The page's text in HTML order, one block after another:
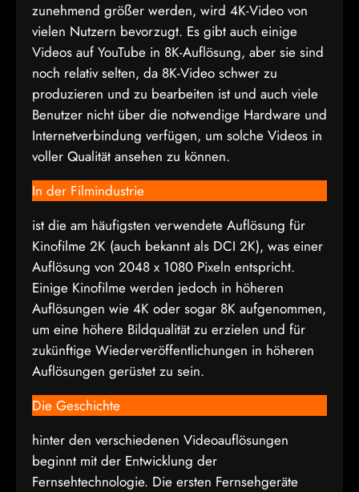
zunehmend größer werden, wird 4K-Video von
vielen Nutzern bevorzugt. Es gibt auch einige
Videos auf YouTube in 8K-Auflösung, aber sie sind
noch relativ selten, da 8K-Video schwer zu
produzieren und zu bearbeiten ist und auch viele
Benutzer nicht über die notwendige Hardware und
Internetverbindung verfügen, um solche Videos in
voller Qualität ansehen zu können.
In der Filmindustrie
ist die am häufigsten verwendete Auflösung für
Kinofilme 2K (auch bekannt als DCI 2K), was einer
Auflösung von 2048 x 1080 Pixeln entspricht.
Einige Kinofilme werden jedoch in höheren
Auflösungen wie 4K oder sogar 8K aufgenommen,
um eine höhere Bildqualität zu erzielen und für
zukünftige Wiederveröffentlichungen in höheren
Auflösungen gerüstet zu sein.
Die Geschichte
hinter den verschiedenen Videoauflösungen
beginnt mit der Entwicklung der
Fernsehtechnologie. Die ersten Fernsehgeräte